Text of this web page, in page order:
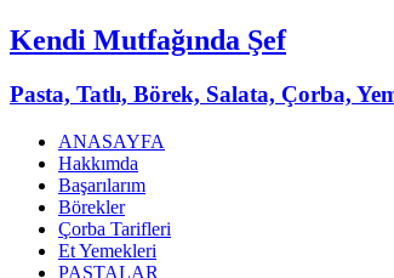
Kendi Mutfağında Şef
Pasta, Tatlı, Börek, Salata, Çorba,
ANASAYFA
Hakkımda
Başarılarım
Börekler
Çorba Tarifleri
Et Yemekleri
PASTALAR